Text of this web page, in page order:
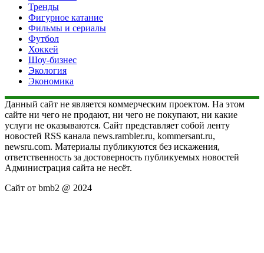
Тренды
Фигурное катание
Фильмы и сериалы
Футбол
Хоккей
Шоу-бизнес
Экология
Экономика
Данный сайт не является коммерческим проектом. На этом
сайте ни чего не продают, ни чего не покупают, ни какие
услуги не оказываются. Сайт представляет собой ленту
новостей RSS канала news.rambler.ru, kommersant.ru,
newsru.com. Материалы публикуются без искажения,
ответственность за достоверность публикуемых новостей
Администрация сайта не несёт.
Сайт от bmb2 @ 2024